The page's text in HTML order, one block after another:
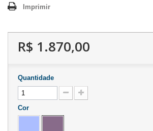
Imprimir
R$ 1.870,00
Quantidade
Cor